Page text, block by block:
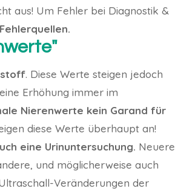
aus! Um Fehler bei Diagnostik &
. Diese Werte steigen jedoch
Erhöhung immer im
Nierenwerte kein Garand für
diese Werte überhaupt an!
eine Urinuntersuchung. Neuere
und möglicherweise auch
Veränderungen der